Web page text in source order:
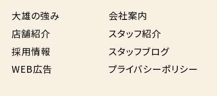
大雄の強み
会社案内
店舗紹介
スタッフ紹介
採用情報
スタッフブログ
WEB広告
プライバシーポリシー